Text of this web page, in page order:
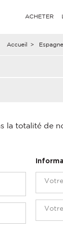
ACHETER
Accueil > Espagne
la totalité de